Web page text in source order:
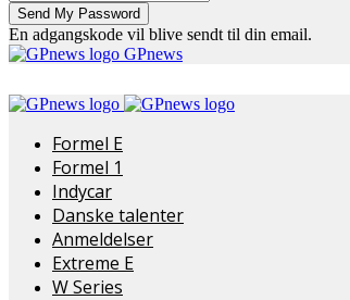
En adgangskode vil blive sendt til din email.
GPnews
Formel E
Formel 1
Indycar
Danske talenter
Anmeldelser
Extreme E
W Series